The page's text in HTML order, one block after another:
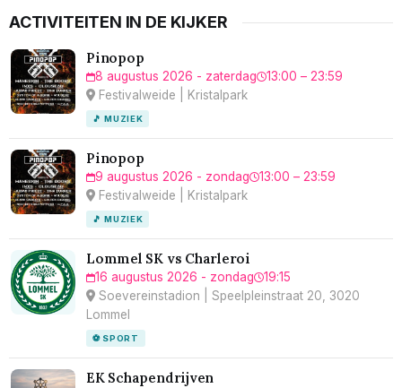
ACTIVITEITEN IN DE KIJKER
Pinopop
8 augustus 2026 - zaterdag
13:00 – 23:59
Festivalweide | Kristalpark
🎵 MUZIEK
Pinopop
9 augustus 2026 - zondag
13:00 – 23:59
Festivalweide | Kristalpark
🎵 MUZIEK
Lommel SK vs Charleroi
16 augustus 2026 - zondag
19:15
Soevereinstadion | Speelpleinstraat 20, 3020
Lommel
⚽ SPORT
EK Schapendrijven